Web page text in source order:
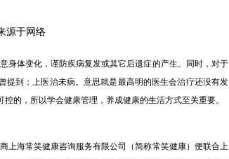
源于网络
体变化，谨防疾病复发或其它后遗症的产生。同时，对于
提到：上医治未病。意思就是最高明的医生会治疗还没有发
的，所以学会健康管理，养成健康的生活方式至关重要。
海常笑健康咨询服务有限公司（简称常笑健康）便联合上